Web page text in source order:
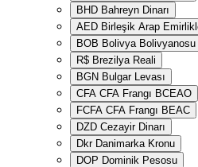
BHD Bahreyn Dinarı
AED Birleşik Arap
BOB Bolivya Bolivyanosu
R$ Brezilya Reali
BGN Bulgar Levası
CFA CFA Frangı BCEAO
FCFA CFA Frangı BEAC
DZD Cezayir Dinarı
Dkr Danimarka Kronu
DOP Dominik Pesosu